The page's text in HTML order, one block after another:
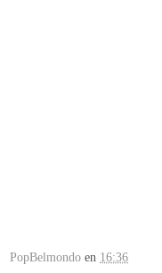
PopBelmondo en 16:36